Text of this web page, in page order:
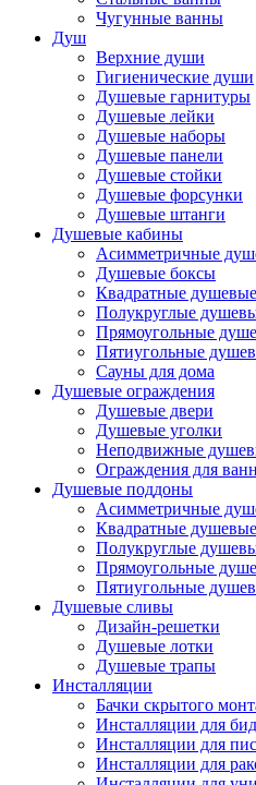
Чугунные ванны
Душ
Верхние души
Гигиенические души
Душевые гарнитуры
Душевые лейки
Душевые наборы
Душевые панели
Душевые стойки
Душевые форсунки
Душевые штанги
Душевые кабины
Асимметричные
Душевые боксы
Квадратные
Полукруглые
Прямоугольные
Пятиугольные
Сауны для дома
Душевые ограждения
Душевые двери
Душевые уголки
Неподвижные
Ограждения для
Душевые поддоны
Асимметричные
Квадратные
Полукруглые
Прямоугольные
Пятиугольные
Душевые сливы
Дизайн-решетки
Душевые лотки
Душевые трапы
Инсталляции
Бачки скрытого
Инсталляции для
Инсталляции для
Инсталляции для